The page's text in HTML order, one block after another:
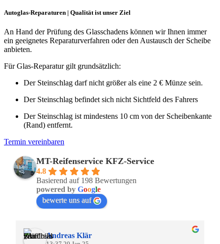
Autoglas-Reparaturen | Qualität ist unser Ziel
An Hand der Prüfung des Glasschadens können wir Ihnen immer
ein geeignetes Reparaturverfahren oder den Austausch der Scheibe
anbieten.
Für Glas-Reparatur gilt grundsätzlich:
Der Steinschlag darf nicht größer als eine 2 € Münze sein.
Der Steinschlag befindet sich nicht Sichtfeld des Fahrers
Der Steinschlag ist mindestens 10 cm von der Scheibenkante
(Rand) entfernt.
Termin vereinbaren
MT-Reifenservice KFZ-Service
4.8
Basierend auf 198 Bewertungen
powered by Google
bewerte uns auf
Andreas Klär